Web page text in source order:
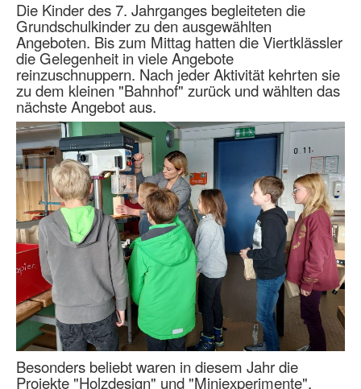
Die Kinder des 7. Jahrganges begleiteten die
Grundschulkinder zu den ausgewählten
Angeboten. Bis zum Mittag hatten die Viertklässler
die Gelegenheit in viele Angebote
reinzuschnuppern. Nach jeder Aktivität kehrten sie
zu dem kleinen "Bahnhof" zurück und wählten das
nächste Angebot aus.
Besonders beliebt waren in diesem Jahr die
Projekte "Holzdesign" und "Miniexperimente".